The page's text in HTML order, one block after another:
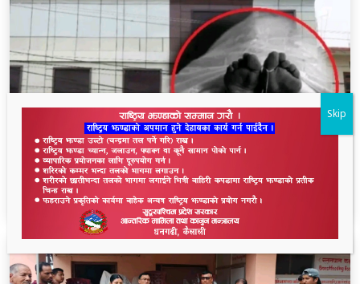
धनगढीको के जी अस्पतालमा मृत्यु प्रकरण: २२ लाखमा
केस रफादफा
Skip